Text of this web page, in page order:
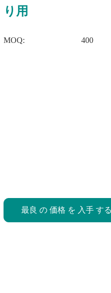
り用
MOQ: 400
最良 の 価格 を 入手 する